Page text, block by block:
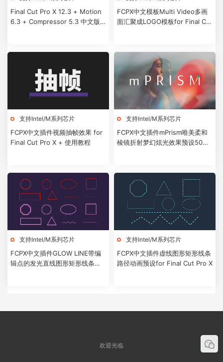
Final Cut Pro X 12.3 + Motion
6.3 + Compressor 5.3 中文版/
FCPX中文模板Multi Video多画
面汇聚成LOGO模板for Final Cut
支持Intel/M系列芯片
FCPX中文插件视频抽帧效果 for
Final Cut Pro X + 使用教程
支持Intel/M系列芯片
FCPX中文插件mPrism唯美柔和
棱镜折射梦幻炫光效果预设50个
支持Intel/M系列芯片
FCPX中文插件GLOW LINE带编
辑点的发光直线图形矩形线条路
支持Intel/M系列芯片
FCPX中文插件虚线图形矩形线条
路径动画预设for Final Cut Pro X
欢迎光临